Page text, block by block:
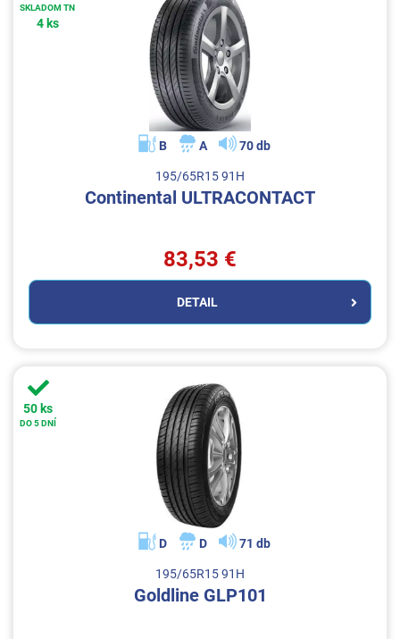
SKLADOM TN
4 ks
B A 70 db
195/65R15 91H
Continental ULTRACONTACT
83,53 €
DETAIL
50 ks
DO 5 DNÍ
D D 71 db
195/65R15 91H
Goldline GLP101